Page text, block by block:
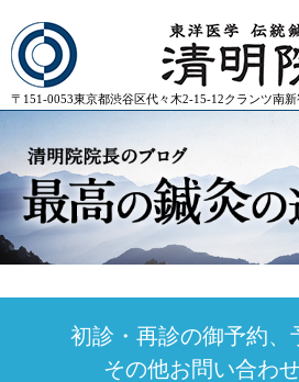
〒151-0053東京都渋谷区代々木2-15-12クランツ南新
初診・再診の御予約、
その他お問い合わ